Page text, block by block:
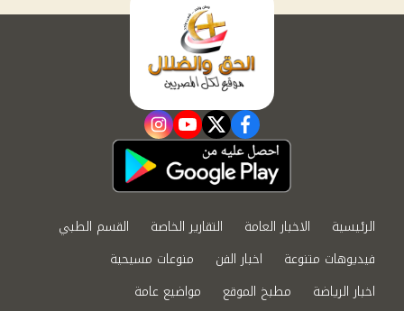
facebook
twitter
youtube
instagram
الرئيسية الاخبار العامة التقارير الخاصة
القسم الطبي
فيديوهات متنوعة
اخبار الفن
منوعات مسيحية
اخبار الرياضة
مطبخ الموقع
مواضيع عامة